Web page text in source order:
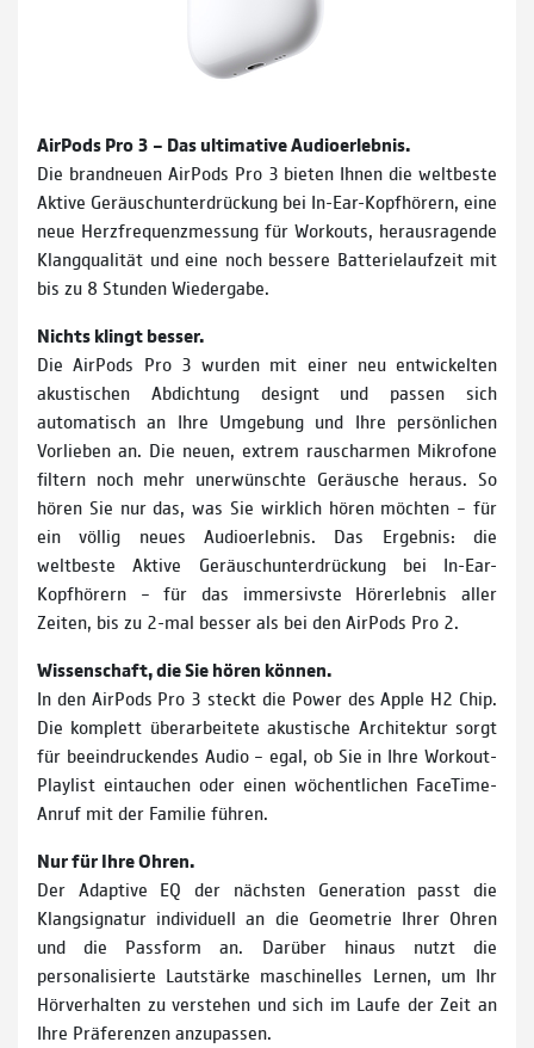
AirPods Pro 3 – Das ultimative Audioerlebnis.
Die brandneuen AirPods Pro 3 bieten Ihnen die weltbeste
Aktive Geräuschunterdrückung bei In-Ear-Kopfhörern, eine
neue Herzfrequenzmessung für Workouts, herausragende
Klangqualität und eine noch bessere Batterielaufzeit mit
bis zu 8 Stunden Wiedergabe.
Nichts klingt besser.
Die AirPods Pro 3 wurden mit einer neu entwickelten
akustischen Abdichtung designt und passen sich
automatisch an Ihre Umgebung und Ihre persönlichen
Vorlieben an. Die neuen, extrem rauscharmen Mikrofone
filtern noch mehr unerwünschte Geräusche heraus. So
hören Sie nur das, was Sie wirklich hören möchten – für
ein völlig neues Audioerlebnis. Das Ergebnis: die
weltbeste Aktive Geräuschunterdrückung bei In-Ear-
Kopfhörern – für das immersivste Hörerlebnis aller
Zeiten, bis zu 2-mal besser als bei den AirPods Pro 2.
Wissenschaft, die Sie hören können.
In den AirPods Pro 3 steckt die Power des Apple H2 Chip.
Die komplett überarbeitete akustische Architektur sorgt
für beeindruckendes Audio – egal, ob Sie in Ihre Workout-
Playlist eintauchen oder einen wöchentlichen FaceTime-
Anruf mit der Familie führen.
Nur für Ihre Ohren.
Der Adaptive EQ der nächsten Generation passt die
Klangsignatur individuell an die Geometrie Ihrer Ohren
und die Passform an. Darüber hinaus nutzt die
personalisierte Lautstärke maschinelles Lernen, um Ihr
Hörverhalten zu verstehen und sich im Laufe der Zeit an
Ihre Präferenzen anzupassen.